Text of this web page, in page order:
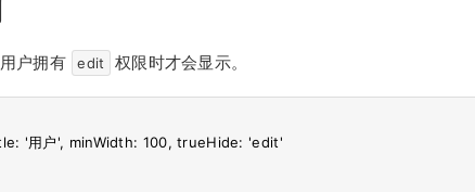
户拥有 edit 权限时才会显示。
'用户', minWidth: 100, trueHide: 'edit'